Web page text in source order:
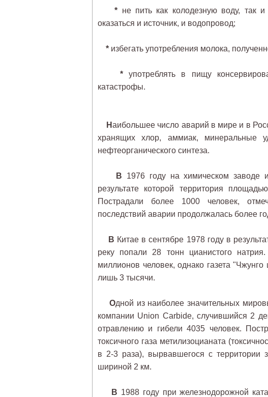
* не пить как колодезную воду, так
оказаться и источник, и водопровод;
* избегать употребления молока,
* употреблять в пищу
катастрофы.
Наибольшее число аварий в мире и в
хранящих хлор, аммиак, минеральные
нефтеорганического синтеза.
В 1976 году на химическом заводе
результате которой территория
Пострадали более 1000 человек,
последствий аварии продолжалась более
В Китае в сентябре 1978 году в
реку попали 28 тонн цианистого
миллионов человек, однако газета
лишь 3 тысячи.
Одной из наиболее значительных
компании Union Carbide, случившийся 2
отравлению и гибели 4035 человек.
токсичного газа метилизоцианата
в 2-3 раза), вырвавшегося с
шириной 2 км.
В 1988 году при железнодорожной